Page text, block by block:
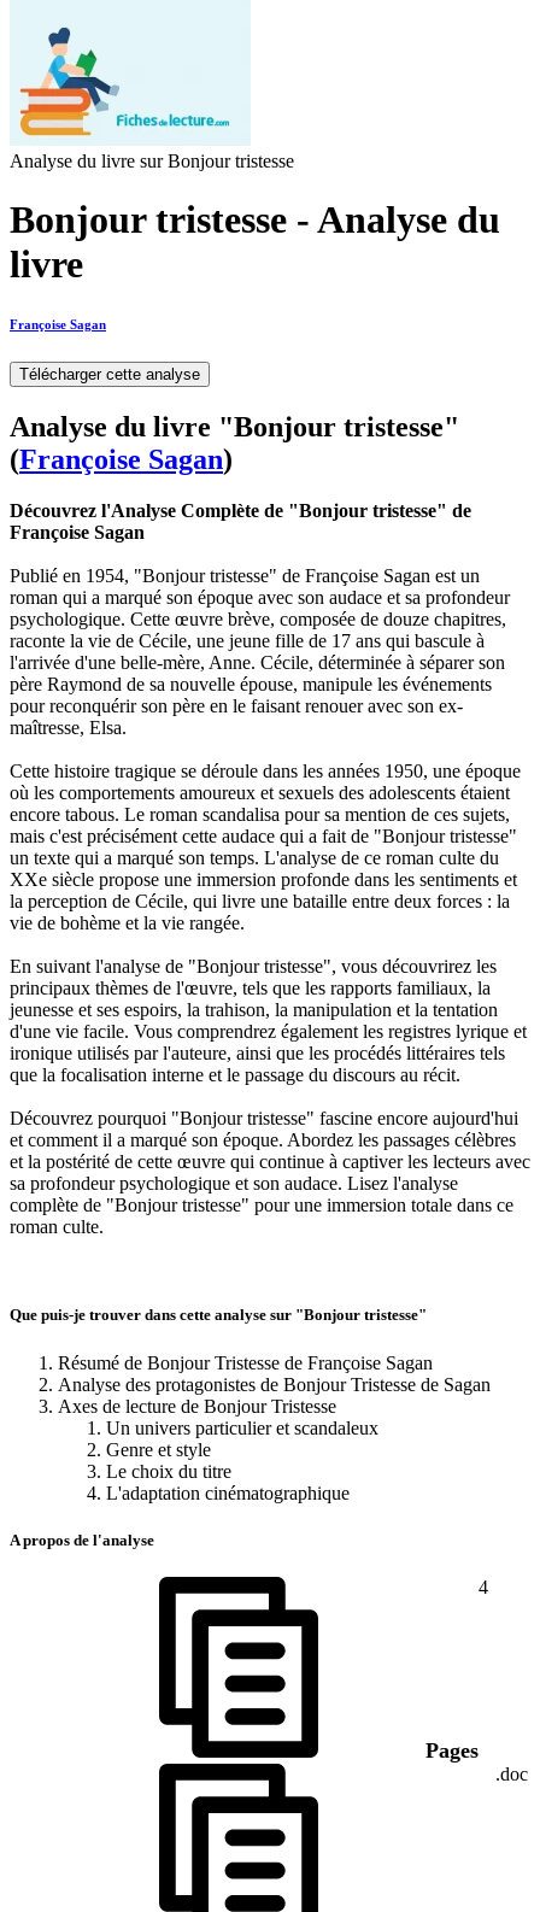
Analyse du livre sur Bonjour tristesse
Bonjour tristesse - Analyse du
livre
Françoise Sagan
Télécharger cette analyse
Analyse du livre "Bonjour tristesse"
(Françoise Sagan)
Découvrez l'Analyse Complète de "Bonjour tristesse" de
Françoise Sagan
Publié en 1954, "Bonjour tristesse" de Françoise Sagan est un
roman qui a marqué son époque avec son audace et sa profondeur
psychologique. Cette œuvre brève, composée de douze chapitres,
raconte la vie de Cécile, une jeune fille de 17 ans qui bascule à
l'arrivée d'une belle-mère, Anne. Cécile, déterminée à séparer son
père Raymond de sa nouvelle épouse, manipule les événements
pour reconquérir son père en le faisant renouer avec son ex-
maîtresse, Elsa.
Cette histoire tragique se déroule dans les années 1950, une époque
où les comportements amoureux et sexuels des adolescents étaient
encore tabous. Le roman scandalisa pour sa mention de ces sujets,
mais c'est précisément cette audace qui a fait de "Bonjour tristesse"
un texte qui a marqué son temps. L'analyse de ce roman culte du
XXe siècle propose une immersion profonde dans les sentiments et
la perception de Cécile, qui livre une bataille entre deux forces : la
vie de bohème et la vie rangée.
En suivant l'analyse de "Bonjour tristesse", vous découvrirez les
principaux thèmes de l'œuvre, tels que les rapports familiaux, la
jeunesse et ses espoirs, la trahison, la manipulation et la tentation
d'une vie facile. Vous comprendrez également les registres lyrique et
ironique utilisés par l'auteure, ainsi que les procédés littéraires tels
que la focalisation interne et le passage du discours au récit.
Découvrez pourquoi "Bonjour tristesse" fascine encore aujourd'hui
et comment il a marqué son époque. Abordez les passages célèbres
et la postérité de cette œuvre qui continue à captiver les lecteurs avec
sa profondeur psychologique et son audace. Lisez l'analyse
complète de "Bonjour tristesse" pour une immersion totale dans ce
roman culte.
Que puis-je trouver dans cette analyse sur "Bonjour tristesse"
Résumé de Bonjour Tristesse de Françoise Sagan
Analyse des protagonistes de Bonjour Tristesse de Sagan
Axes de lecture de Bonjour Tristesse
Un univers particulier et scandaleux
Genre et style
Le choix du titre
L'adaptation cinématographique
A propos de l'analyse
Pages
4
.doc